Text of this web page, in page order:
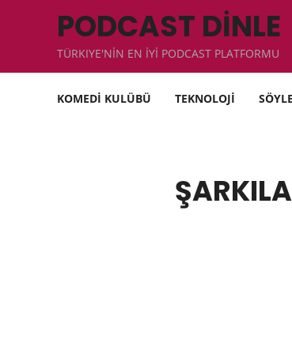
PODCAST DİNLE
TÜRKIYE'NİN EN İYİ PODCAST PLATFORMU
KOMEDİ KULÜBÜ TEKNOLOJİ